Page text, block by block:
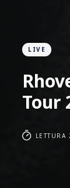
LIVE
Tour
LETTURA